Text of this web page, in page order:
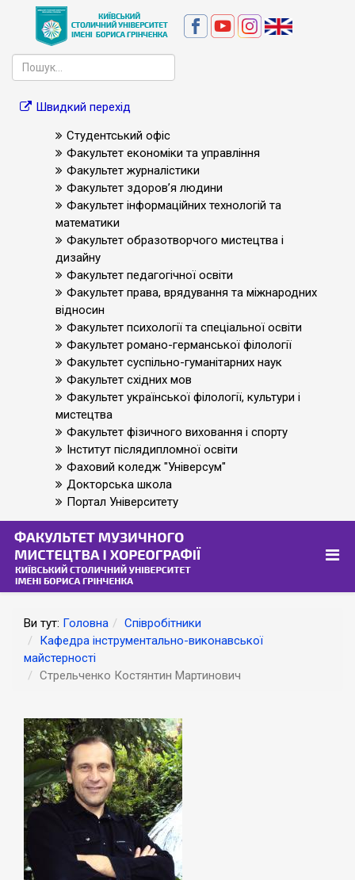
Швидкий перехід
Студентський офіс
Факультет економіки та управління
Факультет журналістики
Факультет здоров’я людини
Факультет інформаційних технологій та
математики
Факультет образотворчого мистецтва і
дизайну
Факультет педагогічної освіти
Факультет права, врядування та міжнародних
відносин
Факультет психології та спеціальної освіти
Факультет романо-германської філології
Факультет суспільно-гуманітарних наук
Факультет східних мов
Факультет української філології, культури і
мистецтва
Факультет фізичного виховання і спорту
Інститут післядипломної освіти
Фаховий коледж "Універсум"
Докторська школа
Портал Університету
Ви тут: Головна
Співробітники
Кафедра інструментально-виконавської
майстерності
Стрельченко Костянтин Мартинович